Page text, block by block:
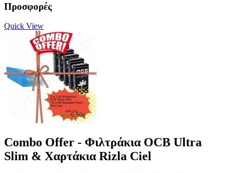
Προσφορές
Quick View
Combo Offer - Φιλτράκια OCB Ultra
Slim & Χαρτάκια Rizla Ciel